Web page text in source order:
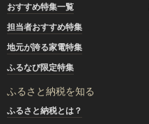
おすすめ特集一覧
担当者おすすめ特集
地元が誇る家電特集
ふるなび限定特集
ふるさと納税を知る
ふるさと納税とは？